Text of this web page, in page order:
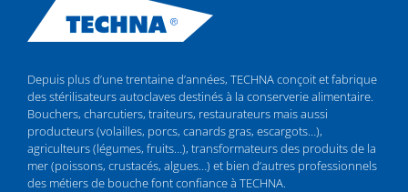
Depuis plus d’une trentaine d’années, TECHNA conçoit et fabrique
des stérilisateurs autoclaves destinés à la conserverie alimentaire.
Bouchers, charcutiers, traiteurs, restaurateurs mais aussi
producteurs (volailles, porcs, canards gras, escargots…),
agriculteurs (légumes, fruits…), transformateurs des produits de la
mer (poissons, crustacés, algues…) et bien d’autres professionnels
des métiers de bouche font confiance à TECHNA.